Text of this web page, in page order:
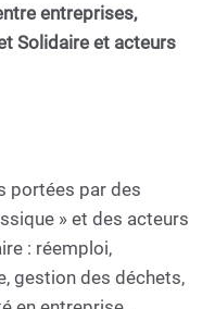
entreprises,
Solidaire et acteurs
portées par des
» et des acteurs
: réemploi,
gestion des déchets,